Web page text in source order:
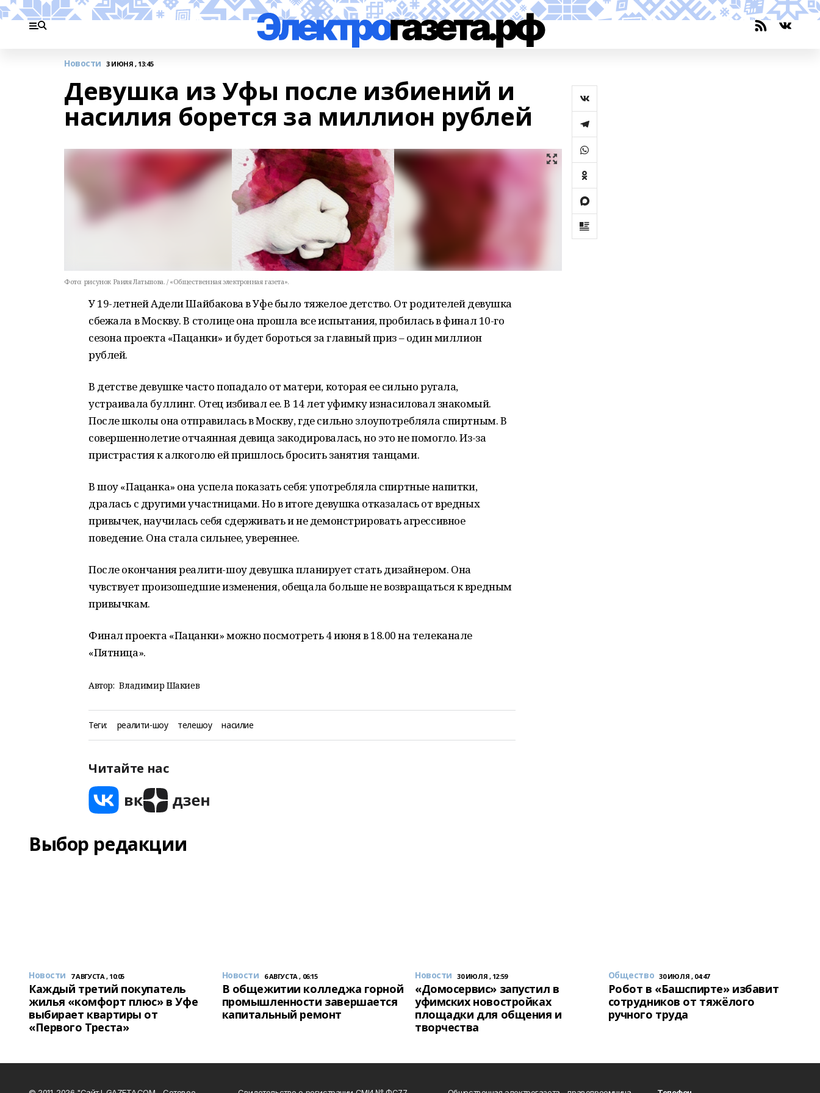
Новости 3 ИЮНЯ , 13:45
Девушка из Уфы после избиений и
насилия борется за миллион рублей
Фото: рисунок Раиля Латыпова. / «Общественная электронная газета».
У 19-летней Адели Шайбакова в Уфе было тяжелое детство. От родителей девушка
сбежала в Москву. В столице она прошла все испытания, пробилась в финал 10-го
сезона проекта «Пацанки» и будет бороться за главный приз – один миллион
рублей.
В детстве девушке часто попадало от матери, которая ее сильно ругала,
устраивала буллинг. Отец избивал ее. В 14 лет уфимку изнасиловал знакомый.
После школы она отправилась в Москву, где сильно злоупотребляла спиртным. В
совершеннолетие отчаянная девица закодировалась, но это не помогло. Из-за
пристрастия к алкоголю ей пришлось бросить занятия танцами.
В шоу «Пацанка» она успела показать себя: употребляла спиртные напитки,
дралась с другими участницами. Но в итоге девушка отказалась от вредных
привычек, научилась себя сдерживать и не демонстрировать агрессивное
поведение. Она стала сильнее, увереннее.
После окончания реалити-шоу девушка планирует стать дизайнером. Она
чувствует произошедшие изменения, обещала больше не возвращаться к вредным
привычкам.
Финал проекта «Пацанки» можно посмотреть 4 июня в 18.00 на телеканале
«Пятница».
Автор: Владимир Шакиев
Теги: реалити-шоу телешоу насилие
Читайте нас
Выбор редакции
Новости 7 АВГУСТА , 10:05
Каждый третий покупатель
жилья «комфорт плюс» в Уфе
выбирает квартиры от
«Первого Треста»
Новости 6 АВГУСТА , 06:15
В общежитии колледжа горной
промышленности завершается
капитальный ремонт
Новости 30 ИЮЛЯ , 12:59
«Домосервис» запустил в
уфимских новостройках
площадки для общения и
творчества
Общество 30 ИЮЛЯ , 04:47
Робот в «Башспирте» избавит
сотрудников от тяжёлого
ручного труда